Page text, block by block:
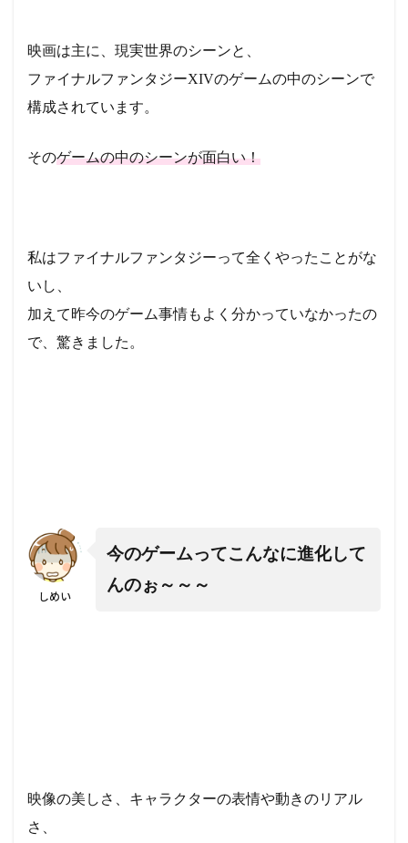
映画は主に、現実世界のシーンと、
ファイナルファンタジーXIVのゲームの中のシーンで
構成されています。
そのゲームの中のシーンが面白い！
私はファイナルファンタジーって全くやったことがな
いし、
加えて昨今のゲーム事情もよく分かっていなかったの
で、驚きました。
しめい
今のゲームってこんなに進化して
んのぉ～～～
映像の美しさ、キャラクターの表情や動きのリアル
さ、